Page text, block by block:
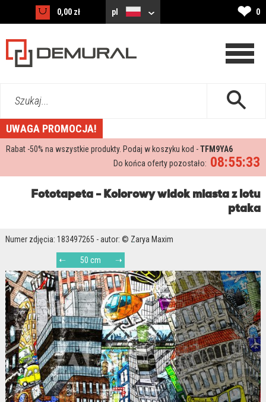
0,00 zł pl ❤ 0
Szukaj...
UWAGA PROMOCJA!
Rabat -50% na wszystkie produkty. Podaj w koszyku kod -TFM9YA6
08:55:32
Do końca oferty pozostało:
Fototapeta - Kolorowy widok miasta z lotu
ptaka
Numer zdjęcia: 183497265 - autor: © Zarya Maxim
50 cm